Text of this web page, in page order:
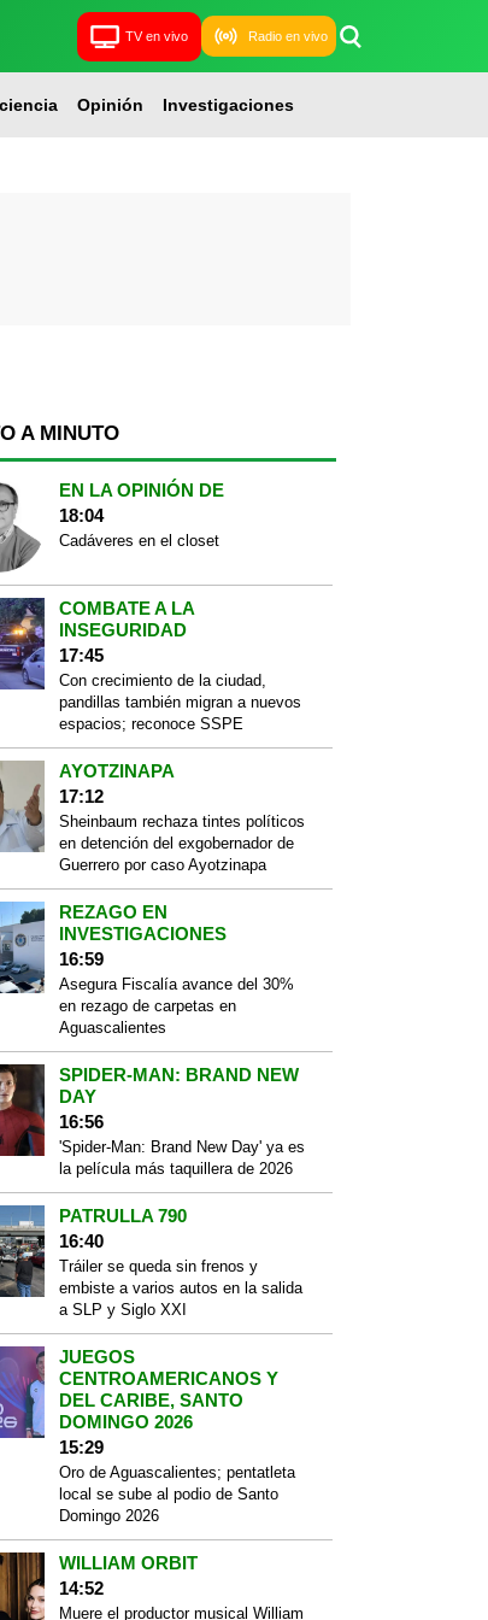
TV en vivo Radio en vivo
Opinión Investigaciones
A MINUTO
EN LA OPINIÓN DE
18:04
Cadáveres en el closet
COMBATE A LA
INSEGURIDAD
17:45
Con crecimiento de la ciudad,
pandillas también migran a nuevos
espacios; reconoce SSPE
AYOTZINAPA
17:12
Sheinbaum rechaza tintes políticos
en detención del exgobernador de
Guerrero por caso Ayotzinapa
REZAGO EN
INVESTIGACIONES
16:59
Asegura Fiscalía avance del 30%
en rezago de carpetas en
Aguascalientes
SPIDER-MAN: BRAND NEW
DAY
16:56
'Spider-Man: Brand New Day' ya es
la película más taquillera de 2026
PATRULLA 790
16:40
Tráiler se queda sin frenos y
embiste a varios autos en la salida
a SLP y Siglo XXI
JUEGOS
CENTROAMERICANOS Y
DEL CARIBE, SANTO
DOMINGO 2026
15:29
Oro de Aguascalientes; pentatleta
local se sube al podio de Santo
Domingo 2026
WILLIAM ORBIT
14:52
Muere el productor musical William